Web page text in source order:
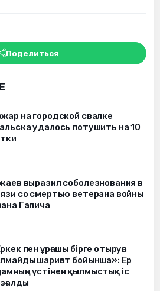
Поделиться
на городской свалке
удалось потушить на 10
выразил соболезнования в
со смертью ветерана войны
Гапича
пен ұрғашы бірге отыруға
шариғат бойынша»: Ер
үстінен қылмыстық іс